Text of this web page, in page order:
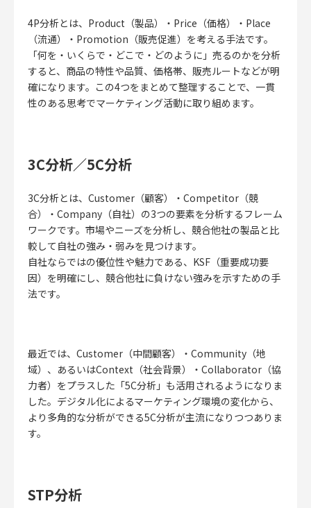
4P分析とは、Product（製品）・Price（価格）・Place
（流通）・Promotion（販売促進）を考える手法です。
「何を・いくらで・どこで・どのように」売るのかを分析
すると、 商品の特性や品質、価格帯、販売ルートなどが明
確になります。 この4つをまとめて整理することで、一貫
性のある思考でマーケティング活動に取り組めます。
3C分析／5C分析
3C分析とは、Customer（顧客）・Competitor（競
合）・Company（自社）の3つの要素を分析するフレーム
ワークです。 市場やニーズを分析し、競合他社の製品と比
較して自社の強み・弱みを見つけます。
自社ならではの優位性や魅力である、KSF（重要成功要
因）を明確にし、競合他社に負けない強みを示すための手
法です。
最近では、Customer（中間顧客）・Community（地
域）、あるいはContext（社会背景）・Collaborator（協
力者）をプラスした「5C分析」も活用されるようになりま
した。デジタル化によるマーケティング環境の変化から、
より多角的な分析ができる5C分析が主流になりつつありま
す。
STP分析